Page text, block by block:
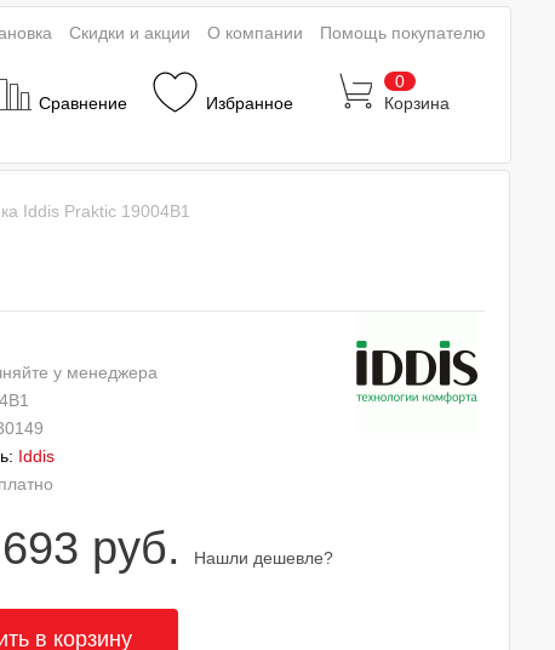
Сравнение Избранное
0
Корзина
Скидки и акции О компании Помощь покупателю
Iddis Praktic 19004B1
у менеджера
Iddis
руб. Нашли дешевле?